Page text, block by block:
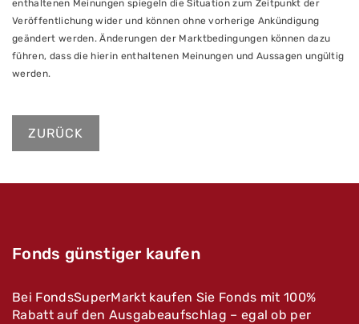
enthaltenen Meinungen spiegeln die Situation zum Zeitpunkt der
Veröffentlichung wider und können ohne vorherige Ankündigung
geändert werden. Änderungen der Marktbedingungen können dazu
führen, dass die hierin enthaltenen Meinungen und Aussagen ungültig
werden.
ZURÜCK
Fonds günstiger kaufen
Bei FondsSuperMarkt kaufen Sie Fonds mit 100%
Rabatt auf den Ausgabeaufschlag – egal ob per